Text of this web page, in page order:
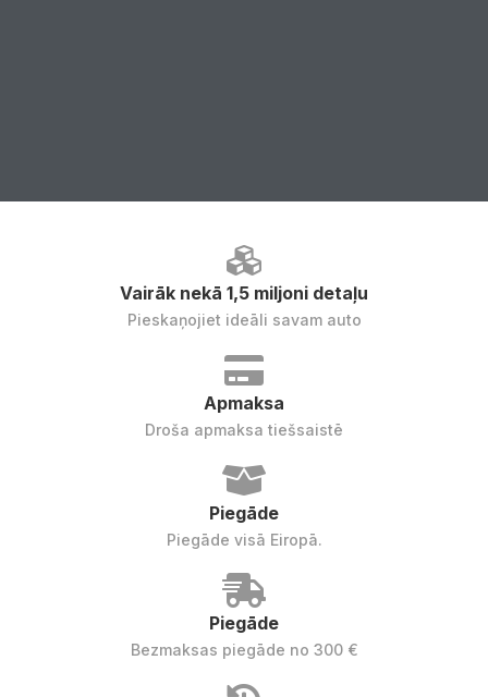
Vairāk nekā 1,5 miljoni detaļu
Pieskaņojiet ideāli savam auto
Apmaksa
Droša apmaksa tiešsaistē
Piegāde
Piegāde visā Eiropā.
Piegāde
Bezmaksas piegāde no 300 €